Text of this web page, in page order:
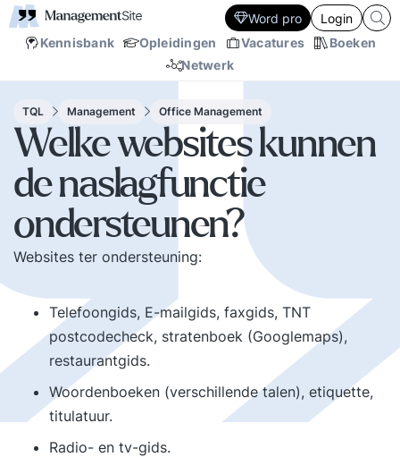
Kennisbank Opleidingen Vacatures
Boeken
Netwerk
Word pro Login
TQL Management Office Management
Welke websites kunnen
de naslagfunctie
ondersteunen?
Websites ter ondersteuning:
Telefoongids, E-mailgids, faxgids, TNT
postcodecheck, stratenboek (Googlemaps),
restaurantgids.
Woordenboeken (verschillende talen), etiquette,
titulatuur.
Radio- en tv-gids.